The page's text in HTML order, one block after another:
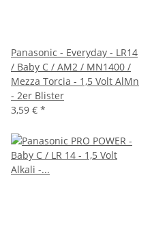
Panasonic - Everyday - LR14
/ Baby C / AM2 / MN1400 /
Mezza Torcia - 1,5 Volt AlMn
- 2er Blister
3,59 € *